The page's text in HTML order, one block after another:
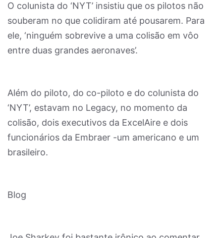
O colunista do ‘NYT’ insistiu que os pilotos não
souberam no que colidiram até pousarem. Para
ele, ‘ninguém sobrevive a uma colisão em vôo
entre duas grandes aeronaves’.
Além do piloto, do co-piloto e do colunista do
‘NYT’, estavam no Legacy, no momento da
colisão, dois executivos da ExcelAire e dois
funcionários da Embraer -um americano e um
brasileiro.
Blog